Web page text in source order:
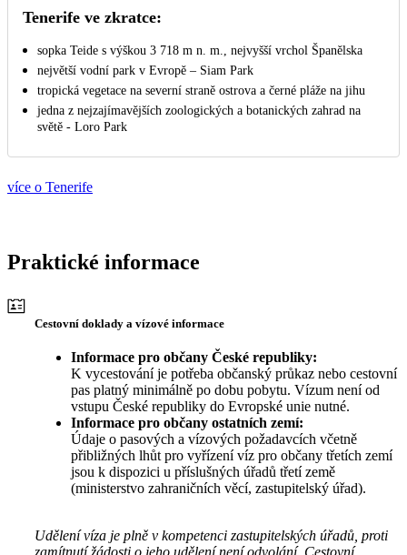
Tenerife ve zkratce:
sopka Teide s výškou 3 718 m n. m., nejvyšší vrchol Španělska
největší vodní park v Evropě – Siam Park
tropická vegetace na severní straně ostrova a černé pláže na jihu
jedna z nejzajímavějších zoologických a botanických zahrad na
světě - Loro Park
více o Tenerife
Praktické informace
Cestovní doklady a vízové informace
Informace pro občany České republiky:
K vycestování je potřeba občanský průkaz nebo cestovní
pas platný minimálně po dobu pobytu. Vízum není od
vstupu České republiky do Evropské unie nutné.
Informace pro občany ostatních zemí:
Údaje o pasových a vízových požadavcích včetně
přibližných lhůt pro vyřízení víz pro občany třetích zemí
jsou k dispozici u příslušných úřadů třetí země
(ministerstvo zahraničních věcí, zastupitelský úřad).
Udělení víza je plně v kompetenci zastupitelských úřadů, proti
zamítnutí žádosti o jeho udělení není odvolání. Cestovní